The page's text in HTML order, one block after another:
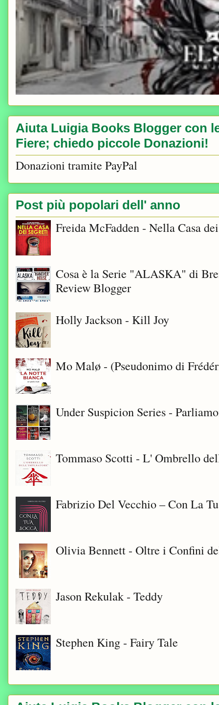
Aiuta Luigia Books Blogger con
Fiere; chiedo piccole Donazioni!
Donazioni tramite PayPal
Post più popolari dell' anno
Freida McFadden - Nella Casa
Cosa è la Serie "ALASKA" di
Review Blogger
Holly Jackson - Kill Joy
Mo Malø - (Pseudonimo di
Under Suspicion Series -
Tommaso Scotti - L' Ombrello
Fabrizio Del Vecchio – Con La
Olivia Bennett - Oltre i Confini
Jason Rekulak - Teddy
Stephen King - Fairy Tale